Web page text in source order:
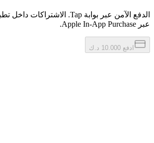
عبر Apple In-App Purchase.
ادفع 10.000 د.ك